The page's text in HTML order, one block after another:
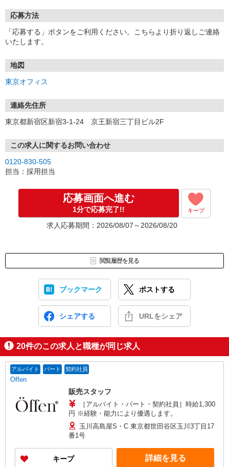
応募方法
「応募する」ボタンをご利用ください。こちらより折り返しご連絡
いたします。
地図
東京オフィス
連絡先住所
東京都新宿区新宿3-1-24 京王新宿三丁目ビル2F
この求人に関するお問い合わせ
0120-830-505
担当：採用担当
応募画面へ進む
1分で応募完了!! キープ
求人応募期間：2026/08/07～2026/08/20
閲覧履歴を見る
ブックマーク ポストする
シェアする URLをシェア
20件のこの求人と職種が同じ求人
アルバイト パート 契約社員
Offen
販売スタッフ
［アルバイト・パート・契約社員］時給1,300
円 ※経験・能力により優遇します。
玉川高島屋S・C 東京都世田谷区玉川3丁目17
番1号
キープ 詳細を見る